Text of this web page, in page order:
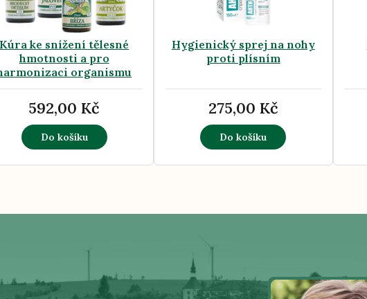
Kúra ke snížení tělesné
hmotnosti a pro
organismu
592,00 Kč
Do košíku
Hygienický sprej na nohy
proti plísním
275,00 Kč
Do košíku